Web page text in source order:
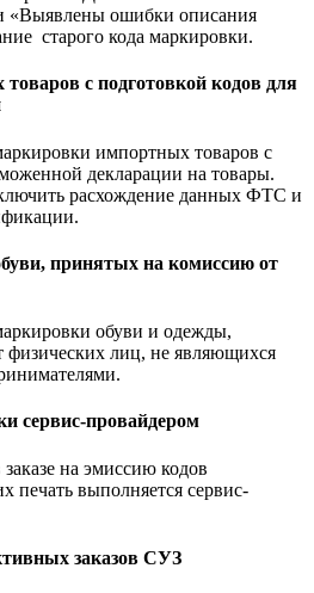
«Выявлены ошибки описания
старого кода маркировки.
с подготовкой кодов для
импортных товаров с
декларации на товары.
расхождение данных ФТС и
принятых на комиссию от
обуви и одежды,
лиц, не являющихся
сервис-провайдером
на эмиссию кодов
печать выполняется сервис-
заказов СУЗ